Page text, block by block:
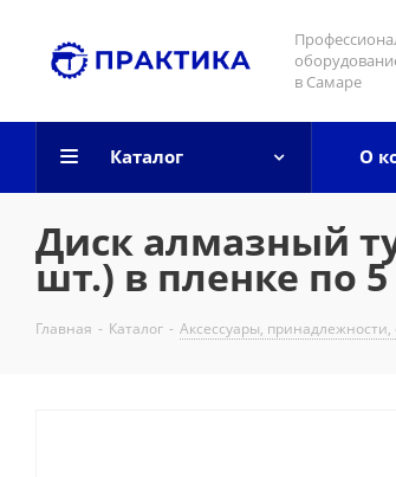
в Самаре
Каталог О
Диск алмазный
шт.) в пленке по
Главная - Каталог - Аксессуары, принадлежности,